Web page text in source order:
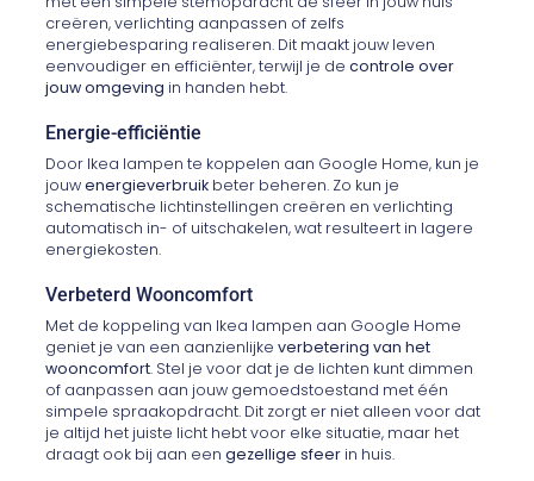
creëren, verlichting aanpassen of zelfs
energiebesparing realiseren. Dit maakt jouw leven
eenvoudiger en efficiënter, terwijl je decontrole over
jouw omgeving in handen hebt.
Energie-efficiëntie
Door Ikea lampen te koppelen aan Google Home, kun je
jouwenergieverbruik beter beheren. Zo kun je
schematische lichtinstellingen creëren en verlichting
automatisch in- of uitschakelen, wat resulteert in lagere
energiekosten.
Verbeterd Wooncomfort
Met de koppeling van Ikea lampen aan Google Home
geniet je van een aanzienlijkeverbetering van het
wooncomfort. Stel je voor dat je de lichten kunt dimmen
of aanpassen aan jouw gemoedstoestand met één
simpele spraakopdracht. Dit zorgt er niet alleen voor dat
je altijd het juiste licht hebt voor elke situatie, maar het
draagt ook bij aan eengezellige sfeer in huis.